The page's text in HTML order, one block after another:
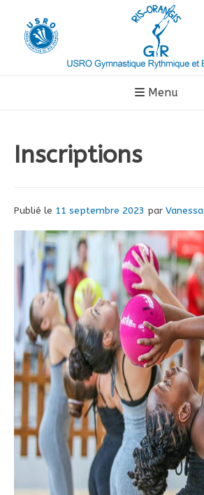
contenu
Menu
Inscriptions
Publié le 11 septembre 2023 par Vanessa